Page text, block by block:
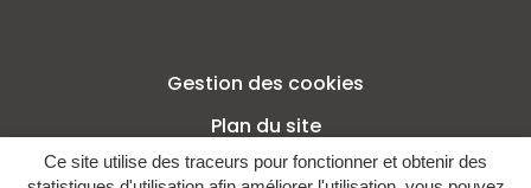
Ce site utilise des traceurs pour fonctionner et obtenir des
Gestion des cookies
Plan du site
Mentions légales